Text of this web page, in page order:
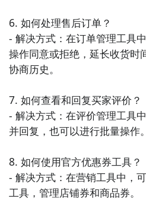
物平台，用户可以在平台上购
家居用品、厨房用具、个护美
品质和用户体验，为用户提供
购物平台，用户可以在平台上
人护理用品。聚美优品提供了
用户可以根据自身需求选购到
6. 如何处理售后订单？
- 解决方式：在订单管理工具
操作同意或拒绝，延长收货时
协商历史。
7. 如何查看和回复买家评价？
- 解决方式：在评价管理工具
并回复，也可以进行批量操作。
8. 如何使用官方优惠券工具？
- 解决方式：在营销工具中，
工具，管理店铺券和商品券。